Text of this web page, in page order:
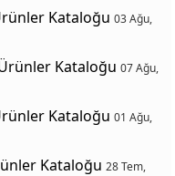
Kataloğu 03 Ağu,
Kataloğu 07 Ağu,
Kataloğu 01 Ağu,
Kataloğu 28 Tem,